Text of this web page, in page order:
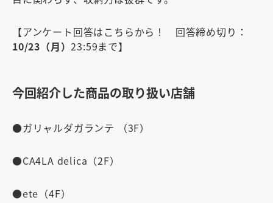
【アンケート回答はこちらから！ 回答締め切り：
10/23（月）23:59まで】
今回紹介した商品の取り扱い店舗
●ガリャルダガランテ （3F）
●CA4LA delica （2F）
●ete （4F）